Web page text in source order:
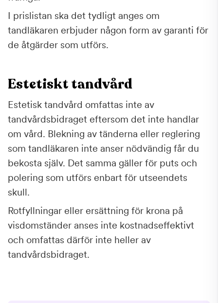
I prislistan ska det tydligt anges om
tandläkaren erbjuder någon form av garanti för
de åtgärder som utförs.
Estetiskt tandvård
Estetisk tandvård omfattas inte av
tandvårdsbidraget eftersom det inte handlar
om vård. Blekning av tänderna eller reglering
som tandläkaren inte anser nödvändig får du
bekosta själv. Det samma gäller för puts och
polering som utförs enbart för utseendets
skull.
Rotfyllningar eller ersättning för krona på
visdomständer anses inte kostnadseffektivt
och omfattas därför inte heller av
tandvårdsbidraget.